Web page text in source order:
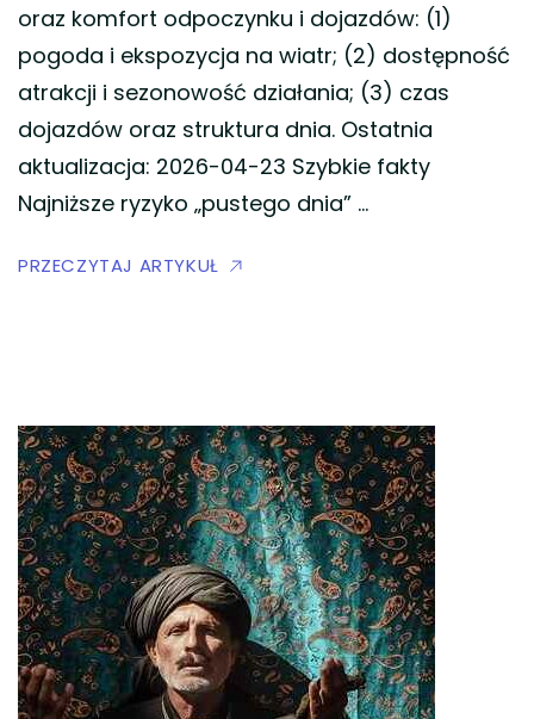
oraz komfort odpoczynku i dojazdów: (1)
pogoda i ekspozycja na wiatr; (2) dostępność
atrakcji i sezonowość działania; (3) czas
dojazdów oraz struktura dnia. Ostatnia
aktualizacja: 2026-04-23 Szybkie fakty
Najniższe ryzyko „pustego dnia” …
PRZECZYTAJ ARTYKUŁ